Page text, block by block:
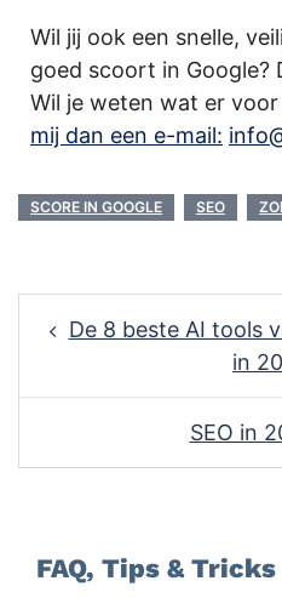
Wil jij ook een snelle,
goed scoort in Google?
Wil je weten wat er
mij dan een e-mail:
SCORE IN GOOGLE SEO
navigation
De 8 beste AI tools
in
SEO in
FAQ, Tips & Tricks